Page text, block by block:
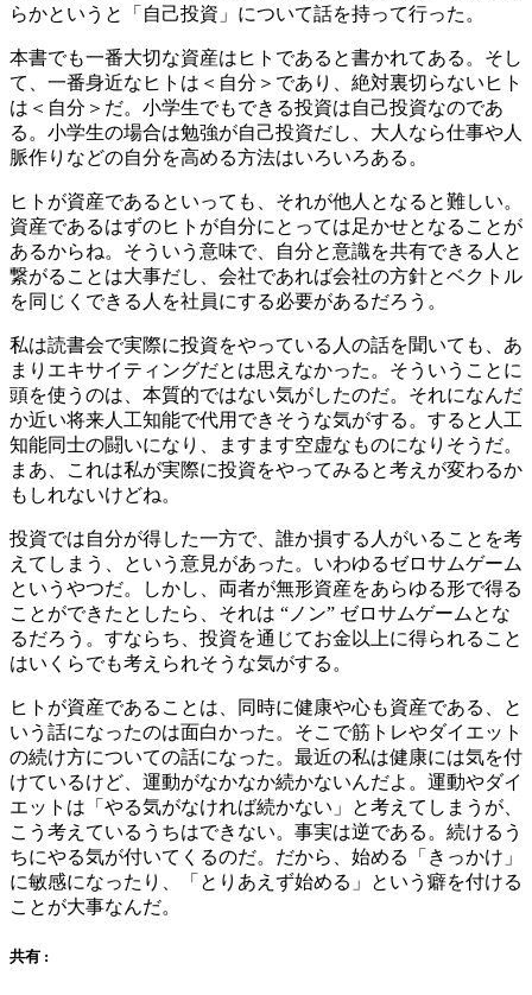
らかというと「自己投資」について話を持って行った。
本書でも一番大切な資産はヒトであると書かれてある。そし
て、一番身近なヒトは＜自分＞であり、絶対裏切らないヒト
は＜自分＞だ。小学生でもできる投資は自己投資なのであ
る。小学生の場合は勉強が自己投資だし、大人なら仕事や人
脈作りなどの自分を高める方法はいろいろある。
ヒトが資産であるといっても、それが他人となると難しい。
資産であるはずのヒトが自分にとっては足かせとなることが
あるからね。そういう意味で、自分と意識を共有できる人と
繋がることは大事だし、会社であれば会社の方針とベクトル
を同じくできる人を社員にする必要があるだろう。
私は読書会で実際に投資をやっている人の話を聞いても、あ
まりエキサイティングだとは思えなかった。そういうことに
頭を使うのは、本質的ではない気がしたのだ。それになんだ
か近い将来人工知能で代用できそうな気がする。すると人工
知能同士の闘いになり、ますます空虚なものになりそうだ。
まあ、これは私が実際に投資をやってみると考えが変わるか
もしれないけどね。
投資では自分が得した一方で、誰か損する人がいることを考
えてしまう、という意見があった。いわゆるゼロサムゲーム
というやつだ。しかし、両者が無形資産をあらゆる形で得る
ことができたとしたら、それは “ノン” ゼロサムゲームとな
るだろう。すならち、投資を通じてお金以上に得られること
はいくらでも考えられそうな気がする。
ヒトが資産であることは、同時に健康や心も資産である、と
いう話になったのは面白かった。そこで筋トレやダイエット
の続け方についての話になった。最近の私は健康には気を付
けているけど、運動がなかなか続かないんだよ。運動やダイ
エットは「やる気がなければ続かない」と考えてしまうが、
こう考えているうちはできない。事実は逆である。続けるう
ちにやる気が付いてくるのだ。だから、始める「きっかけ」
に敏感になったり、「とりあえず始める」という癖を付ける
ことが大事なんだ。
共有 :